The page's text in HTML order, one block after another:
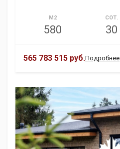
М2
580
СОТ.
30
565 783 515 руб.Подробнее